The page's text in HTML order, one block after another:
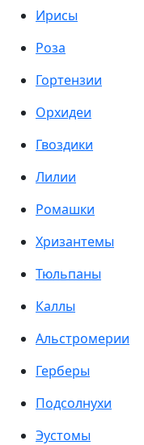
Ирисы
Роза
Гортензии
Орхидеи
Гвоздики
Лилии
Ромашки
Хризантемы
Тюльпаны
Каллы
Альстромерии
Герберы
Подсолнухи
Эустомы